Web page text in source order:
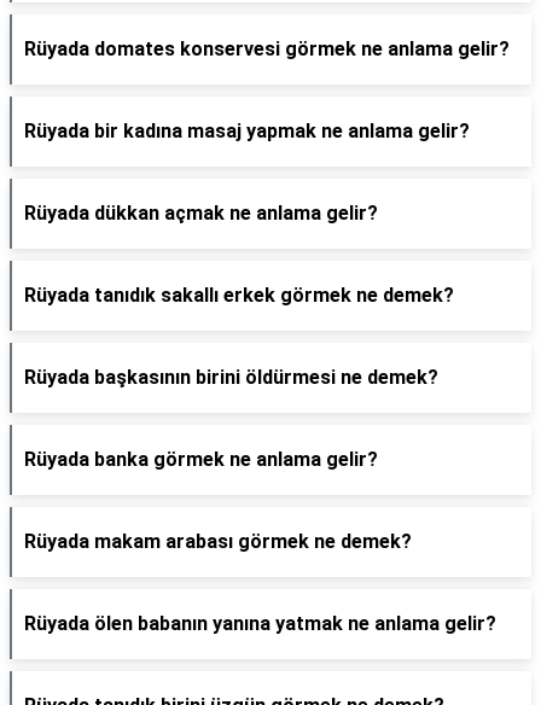
Rüyada domates konservesi görmek ne anlama gelir?
Rüyada bir kadına masaj yapmak ne anlama gelir?
Rüyada dükkan açmak ne anlama gelir?
Rüyada tanıdık sakallı erkek görmek ne demek?
Rüyada başkasının birini öldürmesi ne demek?
Rüyada banka görmek ne anlama gelir?
Rüyada makam arabası görmek ne demek?
Rüyada ölen babanın yanına yatmak ne anlama gelir?